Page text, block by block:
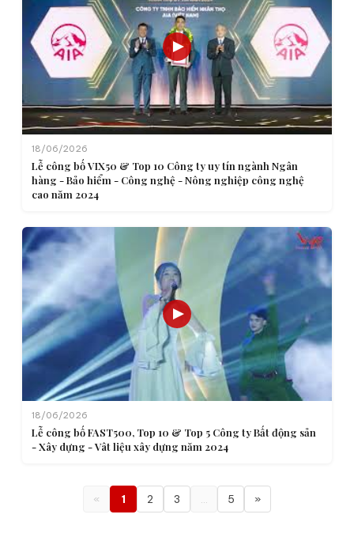
18/06/2026
Lễ công bố VIX50 & Top 10 Công ty uy tín ngành Ngân
hàng - Bảo hiểm - Công nghệ - Nông nghiệp công nghệ
cao năm 2024
18/06/2026
Lễ công bố FAST500, Top 10 & Top 5 Công ty Bất động sản
- Xây dựng - Vât liệu xây dựng năm 2024
« 1 2 3 5 »